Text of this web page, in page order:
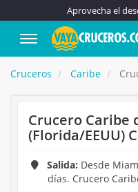
Aprovecha el
Cruceros Caribe
Crucero Caribe
(Florida/EEUU)
Salida: Desde
días. Crucero